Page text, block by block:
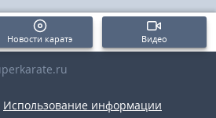
Новости каратэ Видео
Использование информации